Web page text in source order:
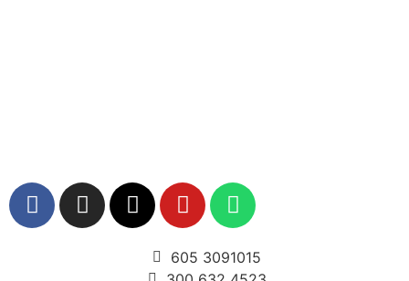
605 3091015